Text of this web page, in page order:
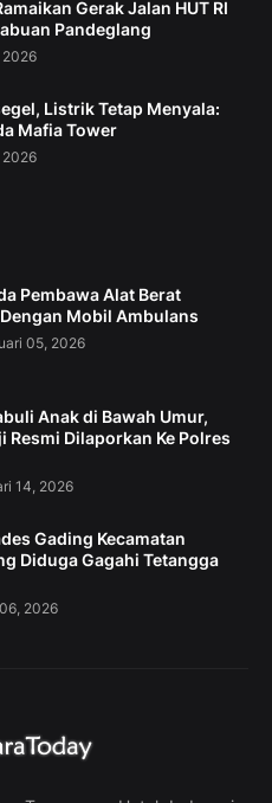
Gerak Jalan HUT RI
Pandeglang
2026
Listrik Tetap Menyala:
Mafia Tower
2026
Pembawa Alat Berat
Mobil Ambulans
05, 2026
Anak di Bawah Umur,
Resmi Dilaporkan Ke Polres
14, 2026
Gading Kecamatan
Diduga Gagahi Tetangga
2026